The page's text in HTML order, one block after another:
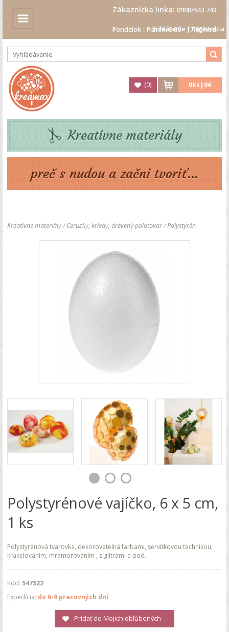
Zákaznícka linka: 0908/543 743
Pondelok - Piatok: 9.00 - 17.00 hod.
Prihlásenie|Registrácia
(0) 0ks| 0€
Kreatívne materiály
preč s nudou a začni tvoriť...
Kreatívne materiály/Ceruzky, kriedy, drevený polotovar/Polystyrén
Polystyrénové vajíčko, 6 x 5 cm,
1 ks
Polystyrénová tvarovka, dekorovateľná farbami, servítkovou technikou,
krakelovaním, mramorovaním , s glitrami a pod.
Kód: 547522
Expedícia: do 6-9 pracovných dní
Pridať do Mojich obľúbených